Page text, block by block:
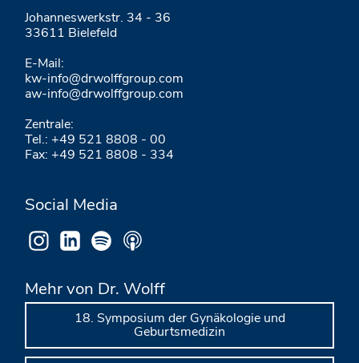
Johanneswerkstr. 34 - 36
33611 Bielefeld
E-Mail:
kw-info@drwolffgroup.com
aw-info@drwolffgroup.com
Zentrale:
Tel.: +49 521 8808 - 00
Fax: +49 521 8808 - 334
Social Media
Mehr von Dr. Wolff
18. Symposium der Gynäkologie und
Geburtsmedizin